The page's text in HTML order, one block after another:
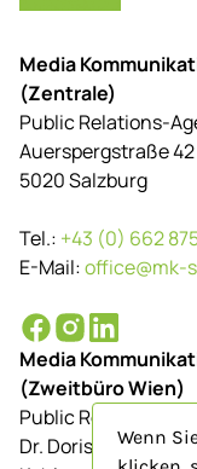
Media
(Zentrale)
Public Relations-
Auerspergstraße 42
5020 Salzburg
Tel.: +43 (0) 662
E-Mail:office@mk-
Media
(Zweitbüro Wien)
Public Relations-
Dr. Doris
Wenn